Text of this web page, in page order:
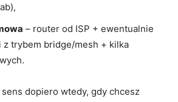
– router od ISP + ewentualnie
trybem bridge/mesh + kilka
dopiero wtedy, gdy chcesz